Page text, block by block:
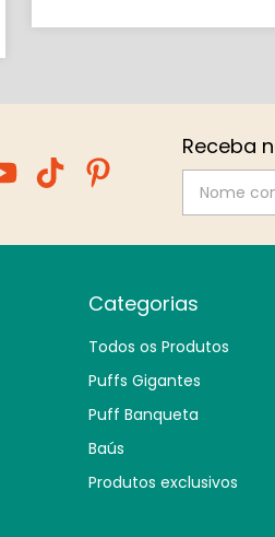
Receba
Categorias
Todos os Produtos
Puffs Gigantes
Puff Banqueta
Baús
Produtos exclusivos